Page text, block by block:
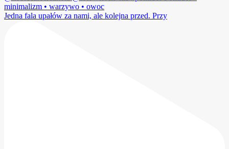
Jedna fala upałów za nami, ale kolejna przed. Przy